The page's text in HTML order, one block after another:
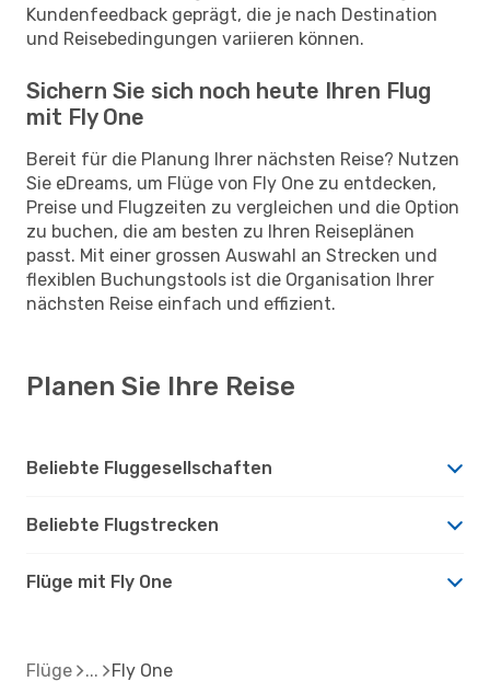
Kundenfeedback geprägt, die je nach Destination
und Reisebedingungen variieren können.
Sichern Sie sich noch heute Ihren Flug
mit Fly One
Bereit für die Planung Ihrer nächsten Reise? Nutzen
Sie eDreams, um Flüge von Fly One zu entdecken,
Preise und Flugzeiten zu vergleichen und die Option
zu buchen, die am besten zu Ihren Reiseplänen
passt. Mit einer grossen Auswahl an Strecken und
flexiblen Buchungstools ist die Organisation Ihrer
nächsten Reise einfach und effizient.
Planen Sie Ihre Reise
Beliebte Fluggesellschaften
Beliebte Flugstrecken
Flüge mit Fly One
Flüge Fly One